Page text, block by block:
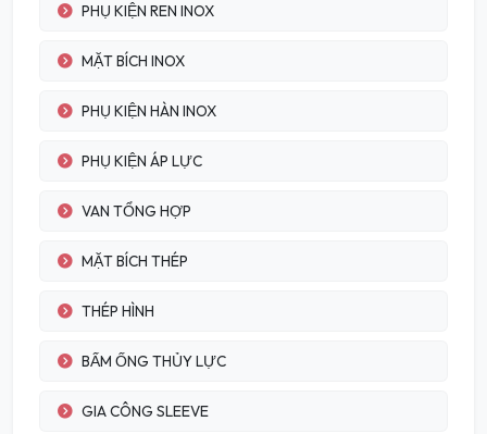
PHỤ KIỆN REN INOX
MẶT BÍCH INOX
PHỤ KIỆN HÀN INOX
PHỤ KIỆN ÁP LỰC
VAN TỔNG HỢP
MẶT BÍCH THÉP
THÉP HÌNH
BẤM ỐNG THỦY LỰC
GIA CÔNG SLEEVE